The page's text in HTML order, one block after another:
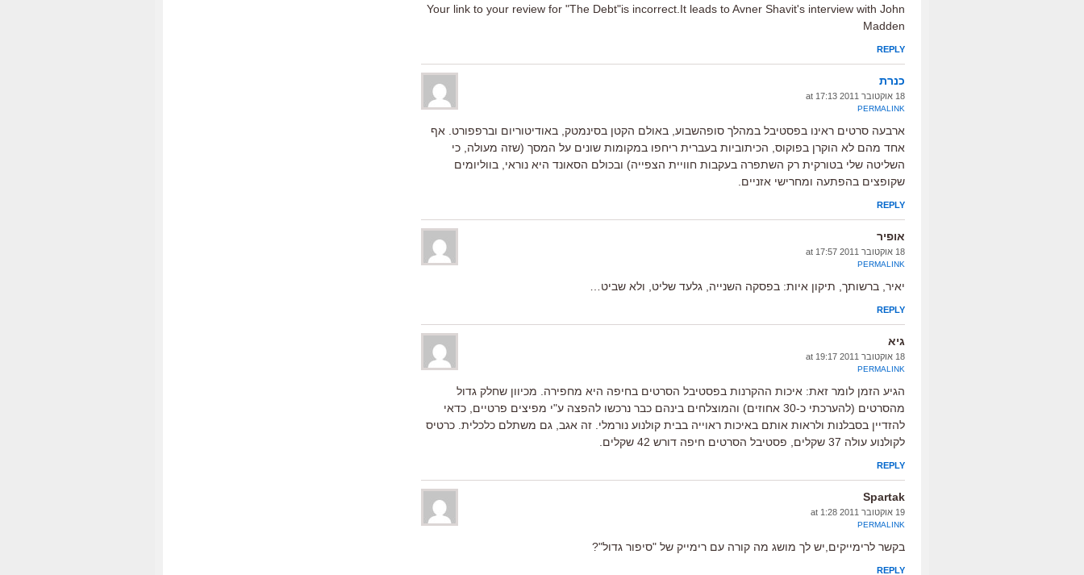
Your link to your review for "The Debt"is incorrect.It leads to Avner Shavit's interview with John
Madden
REPLY
כנרת
18 אוקטובר 2011 at 17:13
PERMALINK
ארבעה סרטים ראינו בפסטיבל במהלך סופהשבוע, באולם הקטן בסינמטק, באודיטוריום וברפפורט. אף
אחד מהם לא הוקרן בפוקוס, הכיתוביות בעברית ריחפו במקומות שונים על המסך (שזה מעולה, כי
השליטה שלי בטורקית רק השתפרה בעקבות חוויית הצפייה) ובכולם הסאונד היא נוראי, בווליומים
שקופצים בהפתעה ומחרישי אזניים.
REPLY
אופיר
18 אוקטובר 2011 at 17:57
PERMALINK
יאיר, ברשותך, תיקון איות: בפסקה השנייה, גלעד שליט, ולא שביט…
REPLY
גיא
18 אוקטובר 2011 at 19:17
PERMALINK
הגיע הזמן לומר זאת: איכות ההקרנות בפסטיבל הסרטים בחיפה היא מחפירה. מכיוון שחלק גדול
מהסרטים (להערכתי כ-30 אחוזים) והמוצלחים בינהם כבר נרכשו להפצה ע"י מפיצים פרטיים, כדאי
להזדיין בסבלנות ולראות אותם באיכות ראוייה בבית קולנוע נורמלי. זה אגב, גם משתלם כלכלית. כרטיס
לקולנוע עולה 37 שקלים, פסטיבל הסרטים חיפה דורש 42 שקלים.
REPLY
Spartak
19 אוקטובר 2011 at 1:28
PERMALINK
בקשר לרימייקים,יש לך מושג מה קורה עם רימייק של "סיפור גדול"?
REPLY